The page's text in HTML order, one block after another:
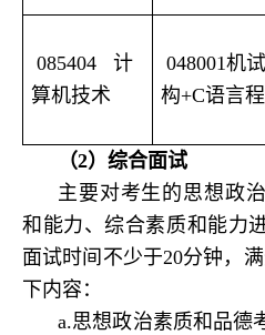
085404 计
算机技术
048001机
构+C语言程
（2）综合面试
主要对考生的思想政
和能力、综合素质和能力
面试时间不少于20分钟，
下内容：
a.思想政治素质和品德